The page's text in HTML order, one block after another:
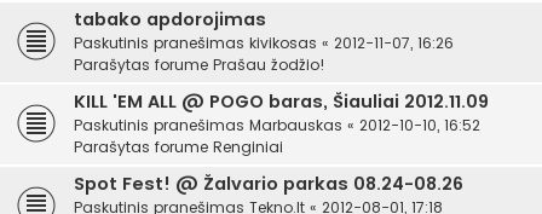
tabako apdorojimas
Paskutinis pranešimas kivikosas « 2012-11-07, 16:26
Parašytas forume Prašau žodžio!
KILL 'EM ALL @ POGO baras, Šiauliai 2012.11.09
Paskutinis pranešimas Marbauskas « 2012-10-10, 16:52
Parašytas forume Renginiai
Spot Fest! @ Žalvario parkas 08.24-08.26
Paskutinis pranešimas Tekno.lt « 2012-08-01, 17:18